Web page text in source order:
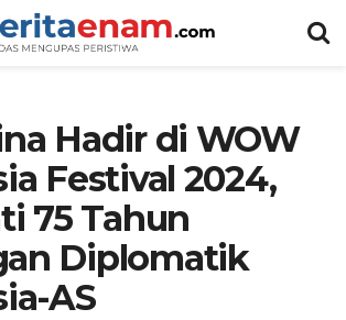
Hadir di WOW
Festival 2024,
75 Tahun
Diplomatik
AS